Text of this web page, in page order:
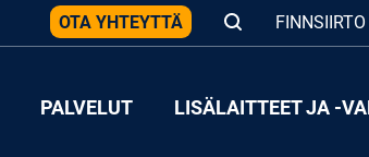
OTA YHTEYTTÄ FINNSIIRTO
PALVELUT LISÄLAITTEET JA -